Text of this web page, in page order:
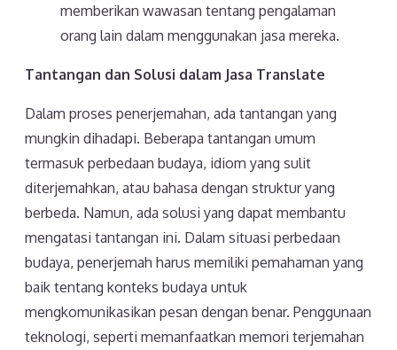
memberikan wawasan tentang pengalaman
orang lain dalam menggunakan jasa mereka.
Tantangan dan Solusi dalam Jasa Translate
Dalam proses penerjemahan, ada tantangan yang
mungkin dihadapi. Beberapa tantangan umum
termasuk perbedaan budaya, idiom yang sulit
diterjemahkan, atau bahasa dengan struktur yang
berbeda. Namun, ada solusi yang dapat membantu
mengatasi tantangan ini. Dalam situasi perbedaan
budaya, penerjemah harus memiliki pemahaman yang
baik tentang konteks budaya untuk
mengkomunikasikan pesan dengan benar. Penggunaan
teknologi, seperti memanfaatkan memori terjemahan